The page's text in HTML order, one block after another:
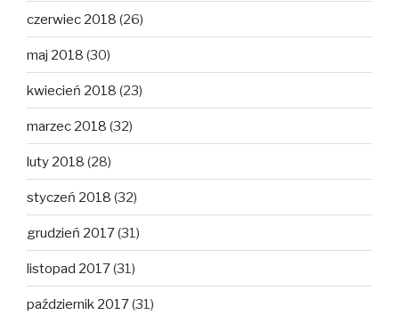
czerwiec 2018 (26)
maj 2018 (30)
kwiecień 2018 (23)
marzec 2018 (32)
luty 2018 (28)
styczeń 2018 (32)
grudzień 2017(31)
listopad 2017(31)
październik 2017(31)